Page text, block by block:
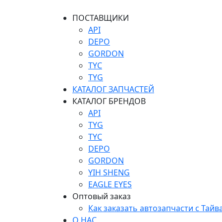
ПОСТАВЩИКИ
API
DEPO
GORDON
TYC
TYG
КАТАЛОГ ЗАПЧАСТЕЙ
КАТАЛОГ БРЕНДОВ
API
TYG
TYC
DEPO
GORDON
YIH SHENG
EAGLE EYES
Оптовый заказ
Как заказать автозапчасти с